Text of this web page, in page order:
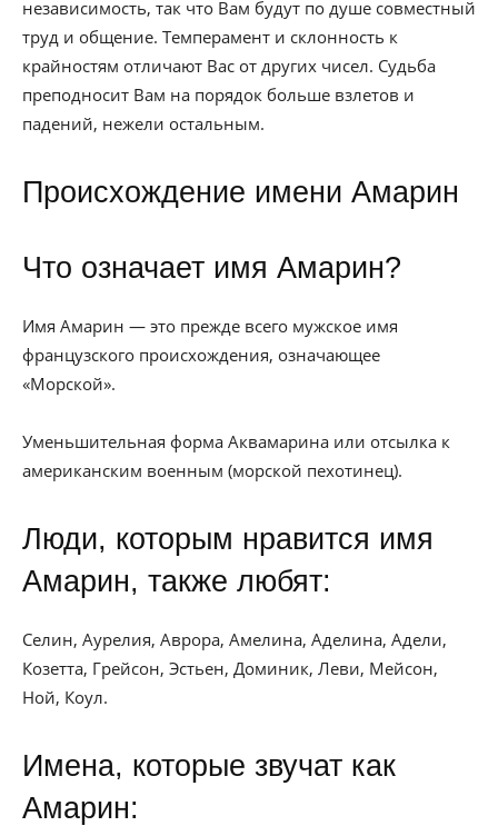
независимость, так что Вам будут по душе совместный
труд и общение. Темперамент и склонность к
крайностям отличают Вас от других чисел. Судьба
преподносит Вам на порядок больше взлетов и
падений, нежели остальным.
Происхождение имени Амарин
Что означает имя Амарин?
Имя Амарин — это прежде всего мужское имя
французского происхождения, означающее
«Морской».
Уменьшительная форма Аквамарина или отсылка к
американским военным (морской пехотинец).
Люди, которым нравится имя
Амарин, также любят:
Селин, Аурелия, Аврора, Амелина, Аделина, Адели,
Козетта, Грейсон, Эстьен, Доминик, Леви, Мейсон,
Ной, Коул.
Имена, которые звучат как
Амарин: